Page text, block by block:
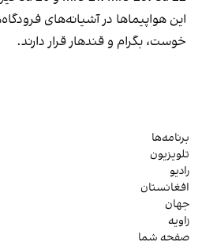
این هواپیماها در آشیانه‌های
خوست، بگرام و قندهار قرار دارند.
برنامه‌ها
تلویزیون
رادیو
افغانستان
جهان
زاویه
صفحه شما